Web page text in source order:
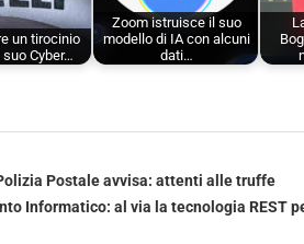
un tirocinio
Cyber…
Zoom istruisce il suo
modello di IA con alcuni
dati…
Postale avvisa: attenti alle truffe
Informatico: al via la tecnologia REST